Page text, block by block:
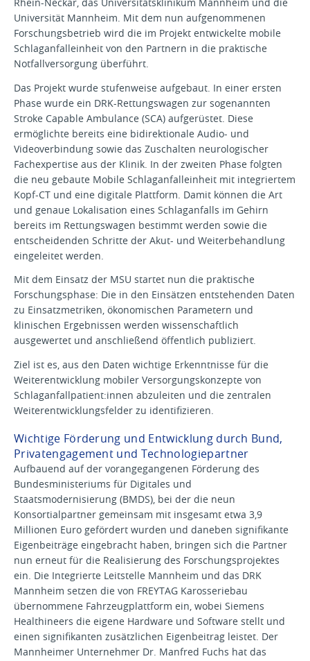
Universität Mannheim. Mit dem nun aufgenommenen
Forschungsbetrieb wird die im Projekt entwickelte mobile
Schlaganfalleinheit von den Partnern in die praktische
Notfallversorgung überführt.
Das Projekt wurde stufenweise aufgebaut. In einer ersten
Phase wurde ein DRK-Rettungswagen zur sogenannten
Stroke Capable Ambulance (SCA) aufgerüstet. Diese
ermöglichte bereits eine bidirektionale Audio- und
Videoverbindung sowie das Zuschalten neurologischer
Fachexpertise aus der Klinik. In der zweiten Phase folgten
die neu gebaute Mobile Schlaganfalleinheit mit integriertem
Kopf-CT und eine digitale Plattform. Damit können die Art
und genaue Lokalisation eines Schlaganfalls im Gehirn
bereits im Rettungswagen bestimmt werden sowie die
entscheidenden Schritte der Akut- und Weiterbehandlung
eingeleitet werden.
Mit dem Einsatz der MSU startet nun die praktische
Forschungsphase: Die in den Einsätzen entstehenden Daten
zu Einsatzmetriken, ökonomischen Parametern und
klinischen Ergebnissen werden wissenschaftlich
ausgewertet und anschließend öffentlich publiziert.
Ziel ist es, aus den Daten wichtige Erkenntnisse für die
Weiterentwicklung mobiler Versorgungskonzepte von
Schlaganfallpatient:innen abzuleiten und die zentralen
Weiterentwicklungsfelder zu identifizieren.
Wichtige Förderung und Entwicklung durch Bund,
Privatengagement und Technologiepartner
Aufbauend auf der vorangegangenen Förderung des
Bundesministeriums für Digitales und
Staatsmodernisierung (BMDS), bei der die neun
Konsortialpartner gemeinsam mit insgesamt etwa 3,9
Millionen Euro gefördert wurden und daneben signifikante
Eigenbeiträge eingebracht haben, bringen sich die Partner
nun erneut für die Realisierung des Forschungsprojektes
ein. Die Integrierte Leitstelle Mannheim und das DRK
Mannheim setzen die von FREYTAG Karosseriebau
übernommene Fahrzeugplattform ein, wobei Siemens
Healthineers die eigene Hardware und Software stellt und
einen signifikanten zusätzlichen Eigenbeitrag leistet. Der
Mannheimer Unternehmer Dr. Manfred Fuchs hat das